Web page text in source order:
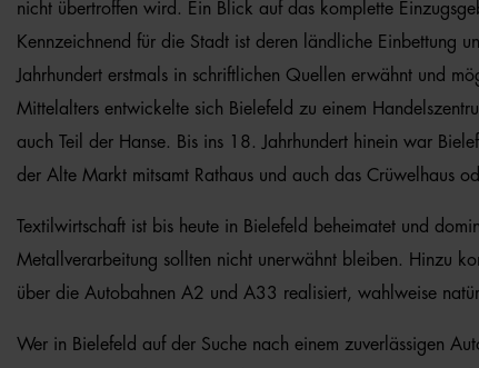
nicht übertroffen wird. Ein Blick auf das komplette
Kennzeichnend für die Stadt ist deren ländliche Einbettung
Jahrhundert erstmals in schriftlichen Quellen erwähnt und
Mittelalters entwickelte sich Bielefeld zu einem
auch Teil der Hanse. Bis ins 18. Jahrhundert hinein war
der Alte Markt mitsamt Rathaus und auch das Crüwelhaus
Textilwirtschaft ist bis heute in Bielefeld beheimatet und
Metallverarbeitung sollten nicht unerwähnt bleiben. Hinzu
über die Autobahnen A2 und A33 realisiert, wahlweise
Wer in Bielefeld auf der Suche nach einem zuverlässigen